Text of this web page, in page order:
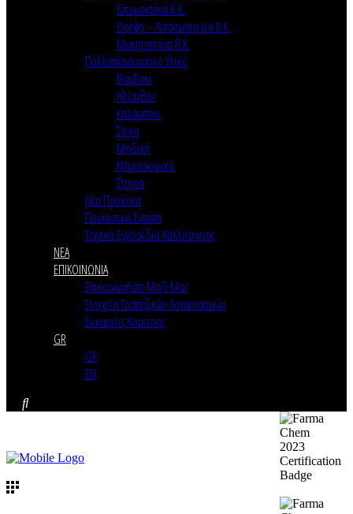
Εντομοκτόνα Β.Κ.
Θρέψη – Λιπάσματα για Β.Κ.
Μυκητοκτόνα Β.Κ.
Πολλαπλασιαστικό Υλικό
Βαμβάκι
Ηλίανθος
Καλαμπόκι
Σόγια
Μηδική
Κτηνοτροφικά
Σιτηρά
Νέα Προϊόντα
Προϊοντικά Έντυπα
Τεχνικά Εγχειρίδια Καλλιέργειας
ΝΕΑ
ΕΠΙΚΟΙΝΩΝΙΑ
Επικοινωνήστε Μαζί Μας
Στοιχεία Τραπεζικών Λογαριασμών
Ευκαιρίες Καριέρας
GR
GR
EN